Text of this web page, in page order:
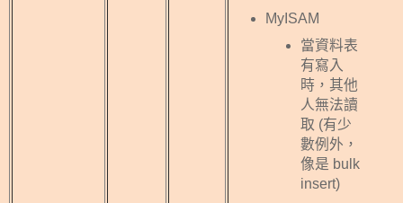
MyISAM
當資料表
有寫入
時，其他
人無法讀
取 (有少
數例外，
像是 bulk
insert)